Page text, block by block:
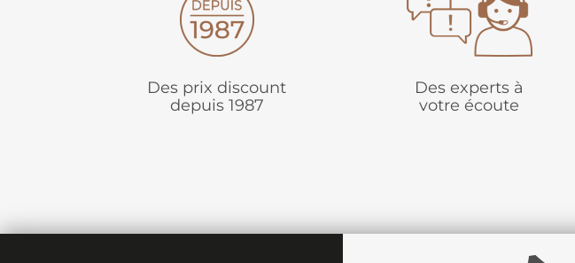
Des prix discount
depuis 1987
Des experts à
votre écoute